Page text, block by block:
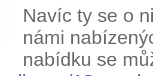
Navíc ty se o
námi
nabídku se